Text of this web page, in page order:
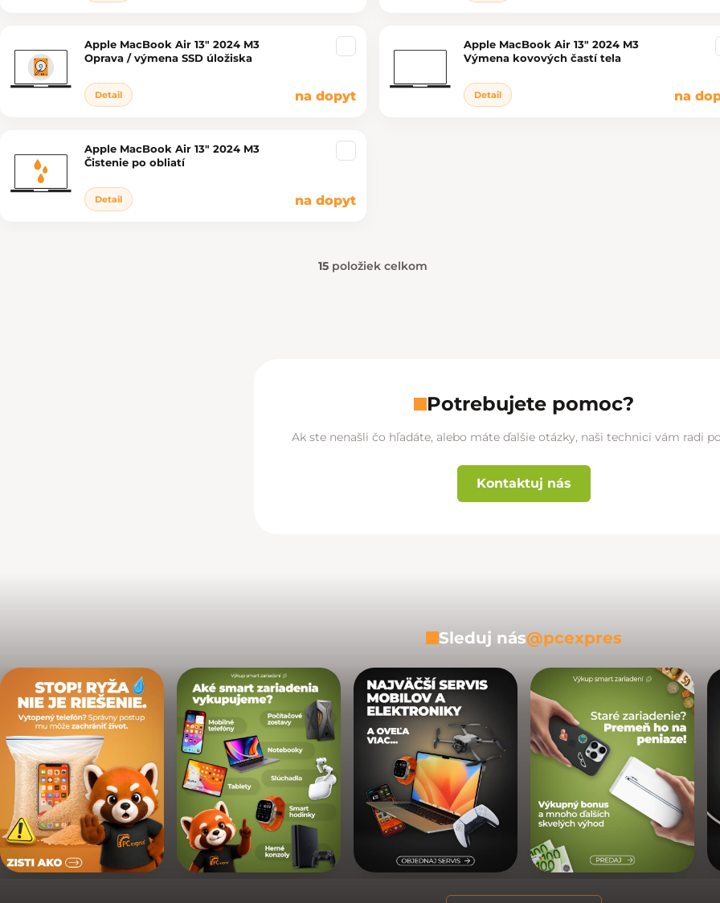
Apple MacBook Air 13" 2024 M3
Oprava / výmena SSD úložiska
Detail na dopyt
Apple MacBook Air 13" 2024 M3
Výmena kovových častí tela
Detail na
Apple MacBook Air 13" 2024 M3
Čistenie po obliatí
Detail na dopyt
15 položiek celkom
Potrebujete pomoc?
Ak ste nenašli čo hľadáte, alebo máte ďalšie otázky, naši technici vám radi
Kontaktuj nás
Sleduj nás@pcexpres